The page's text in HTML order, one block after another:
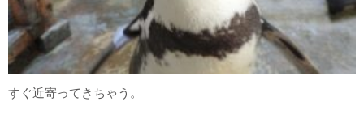
すぐ近寄ってきちゃう。